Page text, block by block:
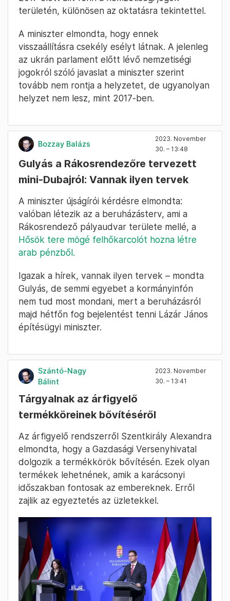
területén, különösen az oktatásra tekintettel.
A miniszter elmondta, hogy ennek
visszaállításra csekély esélyt látnak. A jelenleg
az ukrán parlament előtt lévő nemzetiségi
jogokról szóló javaslat a miniszter szerint
tovább nem rontja a helyzetet, de ugyanolyan
helyzet nem lesz, mint 2017-ben.
Bozzay Balázs
2023. November
30. – 13:48
Gulyás a Rákosrendezőre tervezett
mini-Dubajról: Vannak ilyen tervek
A miniszter újságírói kérdésre elmondta:
valóban létezik az a beruházásterv, ami a
Rákosrendező pályaudvar területe mellé, a
Hősök tere mögé felhőkarcolót hozna létre
arab pénzből.
Igazak a hírek, vannak ilyen tervek – mondta
Gulyás, de semmi egyebet a kormányinfón
nem tud most mondani, mert a beruházásról
majd hétfőn fog bejelentést tenni Lázár János
építésügyi miniszter.
Szántó-Nagy
Bálint
2023. November
30. – 13:41
Tárgyalnak az árfigyelő
termékköreinek bővítéséről
Az árfigyelő rendszerről Szentkirály Alexandra
elmondta, hogy a Gazdasági Versenyhivatal
dolgozik a termékkörök bővítésén. Ezek olyan
termékek lehetnének, amik a karácsonyi
időszakban fontosak az embereknek. Erről
zajlik az egyeztetés az üzletekkel.